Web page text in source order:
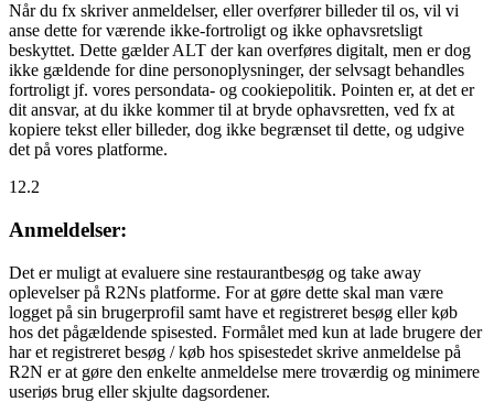
Når du fx skriver anmeldelser, eller overfører billeder til os, vil vi
anse dette for værende ikke-fortroligt og ikke ophavsretsligt
beskyttet. Dette gælder ALT der kan overføres digitalt, men er dog
ikke gældende for dine personoplysninger, der selvsagt behandles
fortroligt jf. vores persondata- og cookiepolitik. Pointen er, at det er
dit ansvar, at du ikke kommer til at bryde ophavsretten, ved fx at
kopiere tekst eller billeder, dog ikke begrænset til dette, og udgive
det på vores platforme.
12.2
Anmeldelser:
Det er muligt at evaluere sine restaurantbesøg og take away
oplevelser på R2Ns platforme. For at gøre dette skal man være
logget på sin brugerprofil samt have et registreret besøg eller køb
hos det pågældende spisested. Formålet med kun at lade brugere der
har et registreret besøg / køb hos spisestedet skrive anmeldelse på
R2N er at gøre den enkelte anmeldelse mere troværdig og minimere
useriøs brug eller skjulte dagsordener.